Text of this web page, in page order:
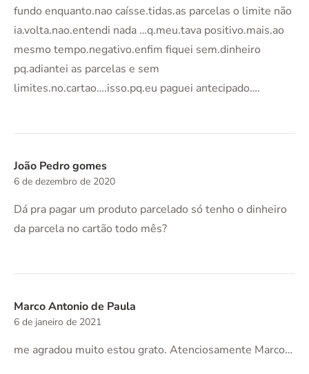
fundo enquanto.nao caísse.tidas.as parcelas o limite não
ia.volta.nao.entendi nada …q.meu.tava positivo.mais.ao
mesmo tempo.negativo.enfim fiquei sem.dinheiro
pq.adiantei as parcelas e sem
limites.no.cartao….isso.pq.eu paguei antecipado….
João Pedro gomes
6 de dezembro de 2020
Dá pra pagar um produto parcelado só tenho o dinheiro
da parcela no cartão todo mês?
Marco Antonio de Paula
6 de janeiro de 2021
me agradou muito estou grato. Atenciosamente Marco…